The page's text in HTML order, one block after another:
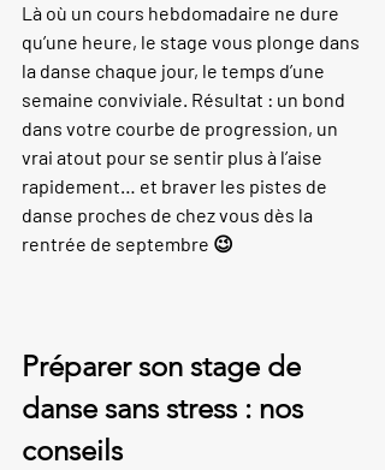
Là où un cours hebdomadaire ne dure
qu’une heure, le stage vous plonge dans
la danse chaque jour, le temps d’une
semaine conviviale. Résultat : un bond
dans votre courbe de progression, un
vrai atout pour se sentir plus à l’aise
rapidement… et braver les pistes de
danse proches de chez vous dès la
rentrée de septembre 😉
Préparer son stage de
danse sans stress : nos
conseils